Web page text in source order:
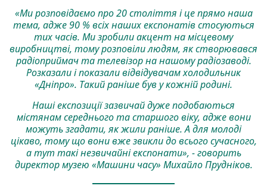
«Ми розповідаємо про 20 століття і це прямо наша
тема, адже 90 % всіх наших експонатів стосуються
тих часів. Ми зробили акцент на місцевому
виробництві, тому розповіли людям, як створювався
радіоприймач та телевізор на нашому радіозаводі.
Розказали і показали відвідувачам холодильник
«Дніпро». Такий раніше був у кожній родині.
Наші експозиції зазвичай дуже подобаються
містянам середнього та старшого віку, адже вони
можуть згадати, як жили раніше. А для молоді
цікаво, тому що вони вже звикли до всього сучасного,
а тут такі незвичайні експонати», - говорить
директор музею «Машини часу» Михайло Прудніков.